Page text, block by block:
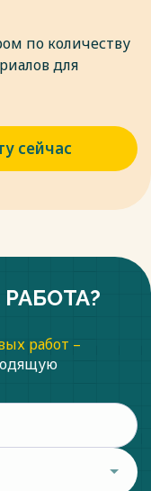
по количеству
для
сейчас
работ –